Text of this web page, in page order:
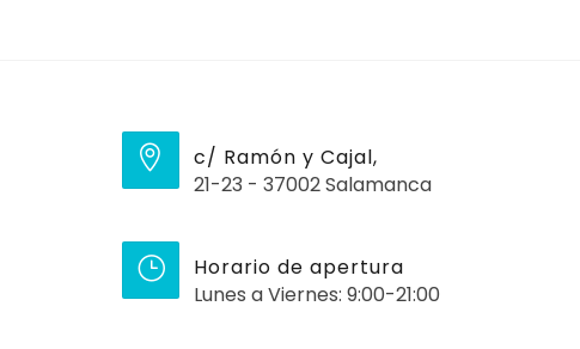
c/ Ramón y Cajal,
21-23 - 37002 Salamanca
Horario de apertura
Lunes a Viernes: 9:00-21:00